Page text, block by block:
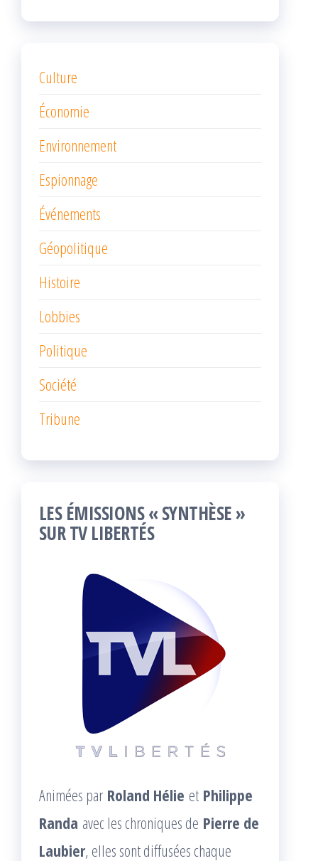
Culture
Économie
Environnement
Espionnage
Événements
Géopolitique
Histoire
Lobbies
Politique
Société
Tribune
LES ÉMISSIONS « SYNTHÈSE »
SUR TV LIBERTÉS
Animées par Roland Hélie et Philippe
Randa avec les chroniques de Pierre de
Laubier, elles sont diffusées chaque